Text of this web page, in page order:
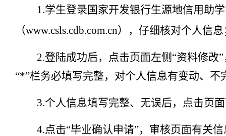
1.学生登录国家开发银行生源地信用助
（www.csls.cdb.com.cn），仔细核对个人信息
2.登陆成功后，点击页面左侧 “资料修改
“*”栏务必填写完整，对个人信息有变动、不
3.个人信息填写完整、无误后，点击页
4.点击“毕业确认申请”，审核页面有关